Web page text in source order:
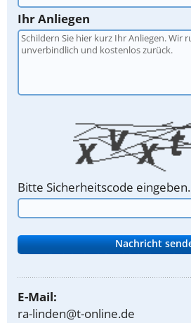
Ihr Anliegen
Bitte Sicherheitscode eingeben.
E-Mail:
ra-linden@t-online.de